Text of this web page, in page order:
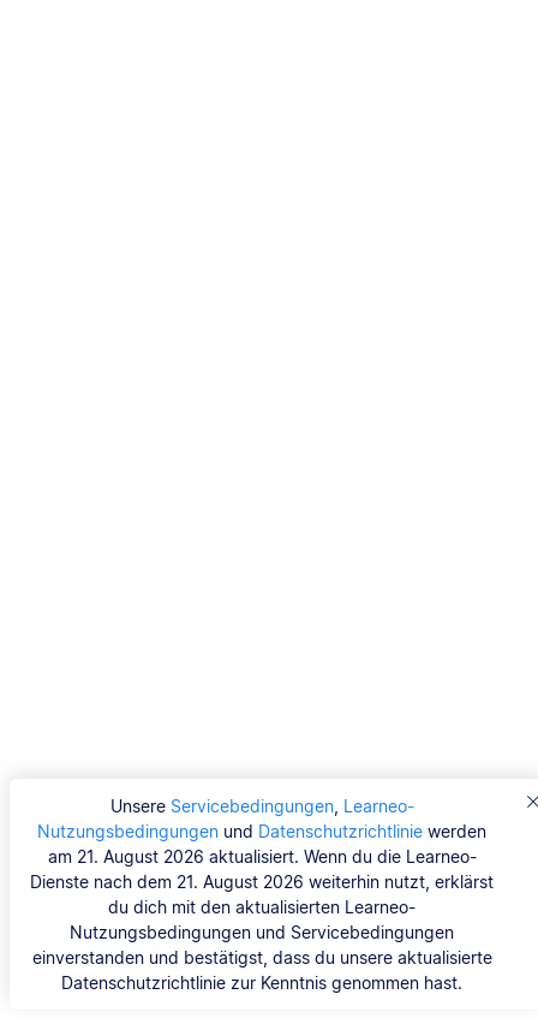
Unsere Servicebedingungen, Learneo-
Nutzungsbedingungen und Datenschutzrichtlinie werden
am 21. August 2026 aktualisiert. Wenn du die Learneo-
Dienste nach dem 21. August 2026 weiterhin nutzt, erklärst
du dich mit den aktualisierten Learneo-
Nutzungsbedingungen und Servicebedingungen
einverstanden und bestätigst, dass du unsere aktualisierte
Datenschutzrichtlinie zur Kenntnis genommen hast.